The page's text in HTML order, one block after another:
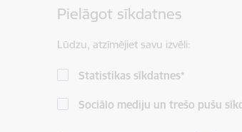
Pielāgot sīkdatnes
Lūdzu, atzīmējiet savu izvēli:
Statistikas sīkdatnes*
Sociālo mediju un trešo pušu